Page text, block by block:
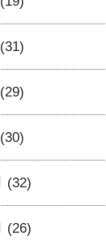
(31)
(29)
(30)
(32)
(26)